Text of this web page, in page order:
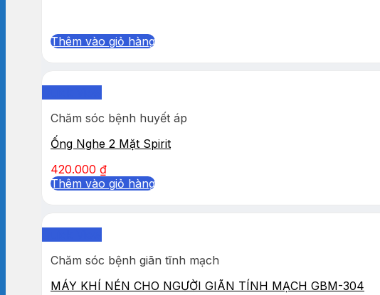
Thêm vào giỏ hàng
Chăm sóc bệnh huyết áp
Ống Nghe 2 Mặt Spirit
420.000 ₫
Thêm vào giỏ hàng
Chăm sóc bệnh giãn tĩnh mạch
MÁY KHÍ NÉN CHO NGƯỜI GIÃN TÍNH MẠCH GBM-304